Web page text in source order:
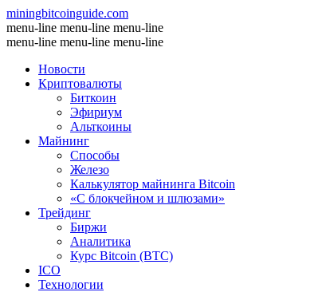
miningbitcoinguide.com
menu-line menu-line menu-line
menu-line menu-line menu-line
Новости
Криптовалюты
Биткоин
Эфириум
Альткоины
Майнинг
Способы
Железо
Калькулятор майнинга Bitcoin
«С блокчейном и шлюзами»
Трейдинг
Биржи
Аналитика
Курс Bitcoin (BTC)
ICO
Технологии